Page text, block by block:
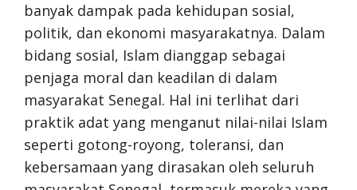
banyak dampak pada kehidupan sosial,
politik, dan ekonomi masyarakatnya. Dalam
bidang sosial, Islam dianggap sebagai
penjaga moral dan keadilan di dalam
masyarakat Senegal. Hal ini terlihat dari
praktik adat yang menganut nilai-nilai Islam
seperti gotong-royong, toleransi, dan
kebersamaan yang dirasakan oleh seluruh